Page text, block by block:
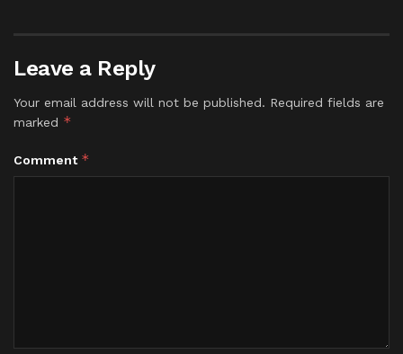
Leave a Reply
Your email address will not be published. Required fields are
marked *
Comment *